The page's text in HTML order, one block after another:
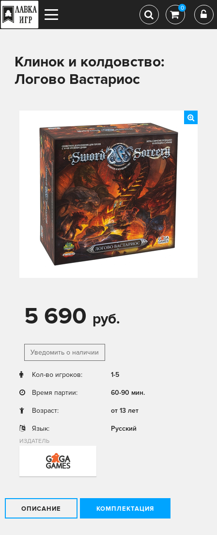
0
Клинок и колдовство:
Логово Вастариос
5 690 руб.
Уведомить о наличии
Кол-во игроков: 1-5
Время партии: 60-90 мин.
Возраст: от 13 лет
Язык: Русский
ИЗДАТЕЛЬ
ОПИСАНИЕ КОМПЛЕКТАЦИЯ